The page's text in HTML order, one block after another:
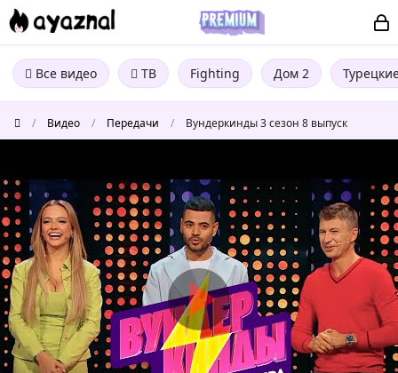
Все видео ТВ Fighting Дом 2
/ Видео / Передачи / Вундеркинды 3 сезон 8 выпуск
3
сезон
8
выпуск